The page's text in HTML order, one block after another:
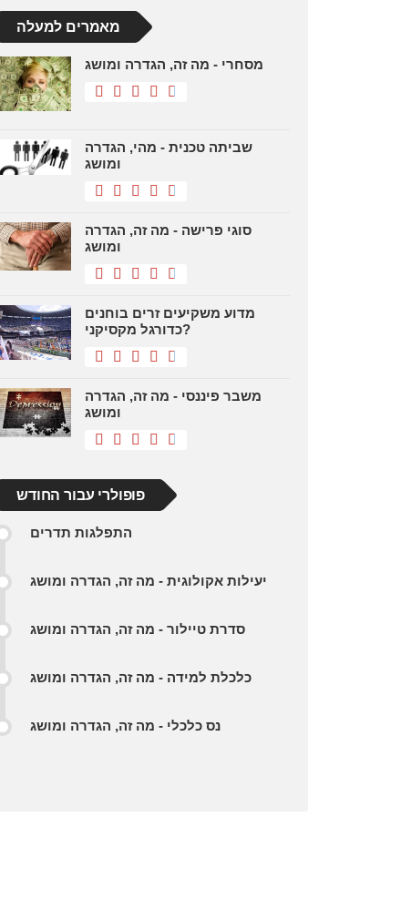
מאמרים למעלה
מסחרי - מה זה, הגדרה ומושג
שביתה טכנית - מהי, הגדרה
ומושג
סוגי פרישה - מה זה, הגדרה
ומושג
מדוע משקיעים זרים בוחנים
כדורגל מקסיקני?
משבר פיננסי - מה זה, הגדרה
ומושג
פופולרי עבור החודש
התפלגות תדרים
יעילות אקולוגית - מה זה, הגדרה ומושג
סדרת טיילור - מה זה, הגדרה ומושג
כלכלת למידה - מה זה, הגדרה ומושג
נס כלכלי - מה זה, הגדרה ומושג